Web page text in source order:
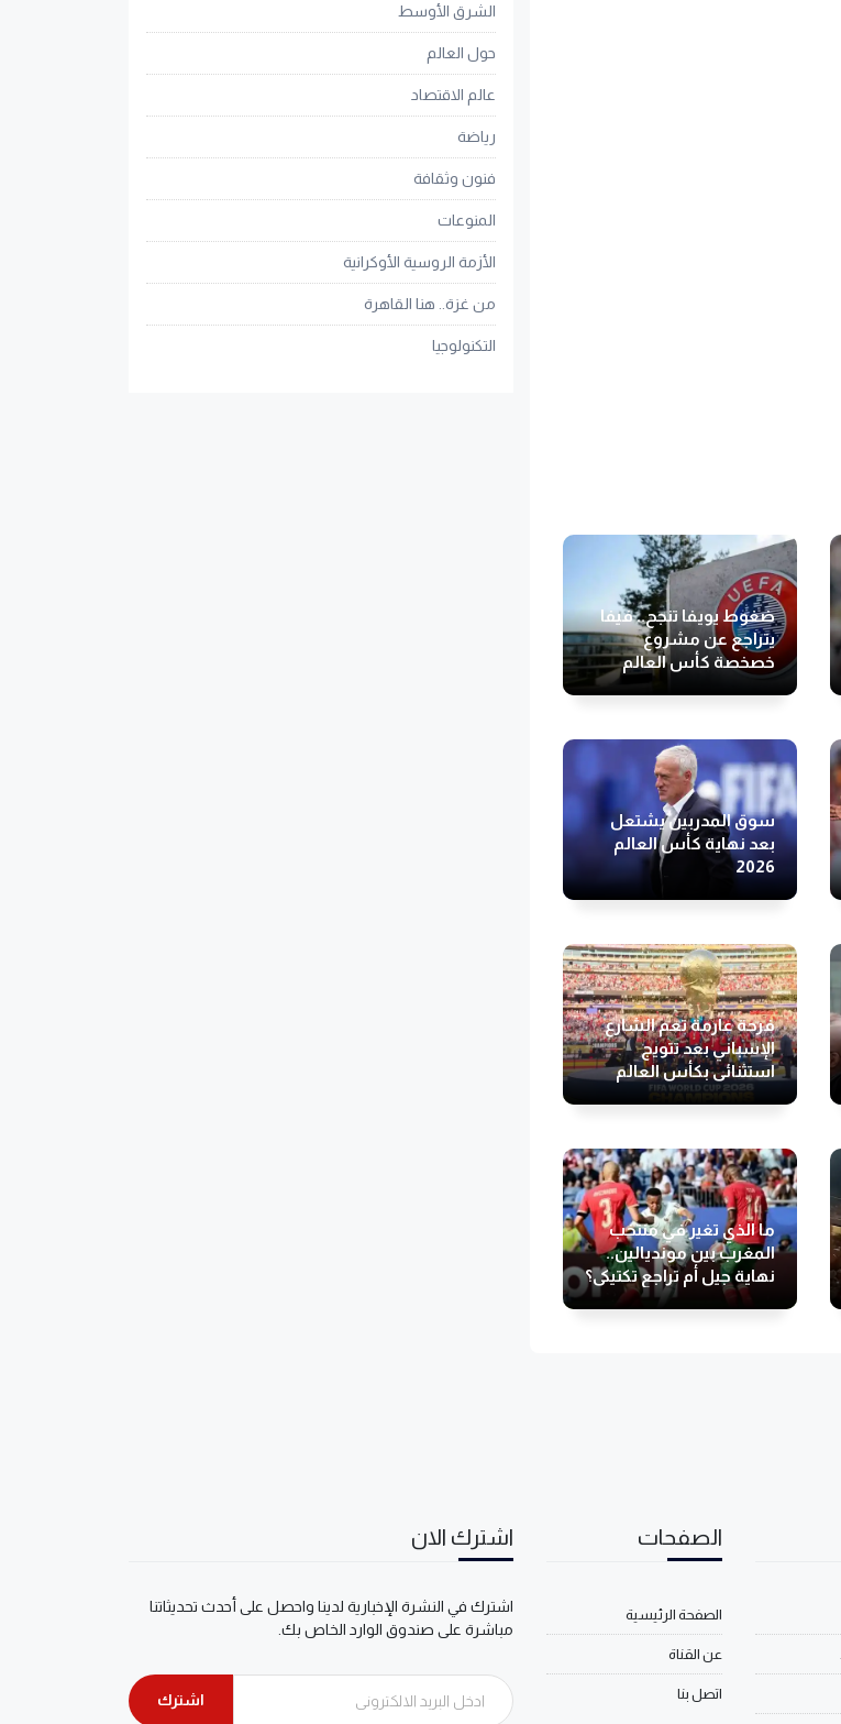
ضغوط يويفا تنجح.. فيفا
يتراجع عن مشروع
خصخصة كأس العالم
سوق المدربين يشتعل
بعد نهاية كأس العالم
2026
فرحة عارمة تعم الشارع
الإسباني بعد تتويج
استثنائي بكأس العالم
2026
ما الذي تغير في منتخب
المغرب بين مونديالين..
نهاية جيل أم تراجع تكتيكي؟
الشرق الأوسط
حول العالم
عالم الاقتصاد
رياضة
فنون وثقافة
المنوعات
الأزمة الروسية الأوكرانية
من غزة.. هنا القاهرة
التكنولوجيا
الصفحات
الصفحة الرئيسية
عن القناة
اتصل بنا
اشترك الان
اشترك في النشرة الإخبارية لدينا واحصل على أحدث تحديثاتنا
مباشرة على صندوق الوارد الخاص بك.
اشترك